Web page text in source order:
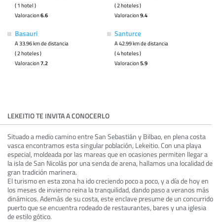
( 1 hotel )
Valoracion6.6
( 2 hoteles )
Valoracion9.4
Basauri
A 33.96 km de distancia
( 2 hoteles )
Valoracion7.2
Santurce
A 42.99 km de distancia
( 4 hoteles )
Valoracion5.9
LEKEITIO TE INVITA A CONOCERLO
Situado a medio camino entre San Sebastián y Bilbao, en plena costa
vasca encontramos esta singular población, Lekeitio. Con una playa
especial, moldeada por las mareas que en ocasiones permiten llegar a
la isla de San Nicolás por una senda de arena, hallamos una localidad de
gran tradición marinera.
El turismo en esta zona ha ido creciendo poco a poco, y a día de hoy en
los meses de invierno reina la tranquilidad, dando paso a veranos más
dinámicos. Además de su costa, este enclave presume de un concurrido
puerto que se encuentra rodeado de restaurantes, bares y una iglesia
de estilo gótico.